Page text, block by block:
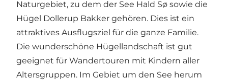
Naturgebiet, zu dem der See Hald Sø sowie die
Hügel Dollerup Bakker gehören. Dies ist ein
attraktives Ausflugsziel für die ganze Familie.
Die wunderschöne Hügellandschaft ist gut
geeignet für Wandertouren mit Kindern aller
Altersgruppen. Im Gebiet um den See herum